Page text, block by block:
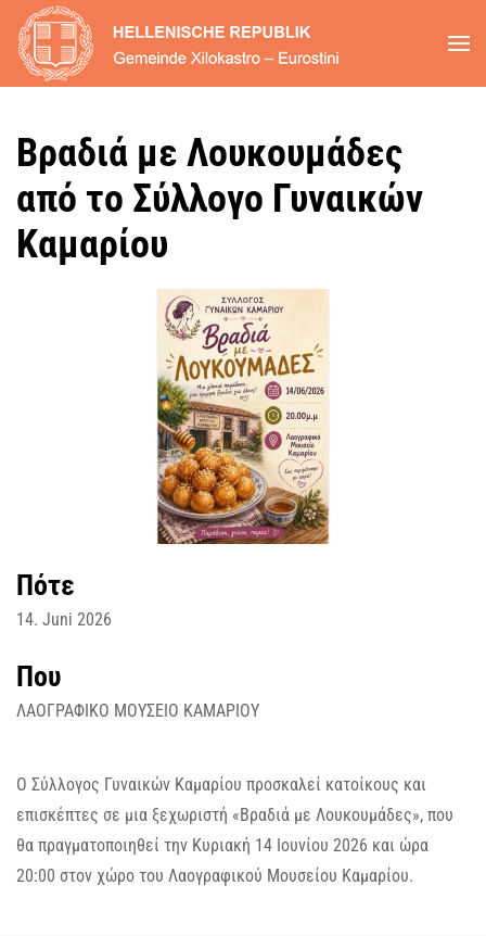
Zum Hauptinhalt springen
Βραδιά με Λουκουμάδες
από το Σύλλογο Γυναικών
Καμαρίου
Πότε
14. Juni 2026
Που
ΛΑΟΓΡΑΦΙΚΟ ΜΟΥΣΕΙΟ ΚΑΜΑΡΙΟΥ
Ο Σύλλογος Γυναικών Καμαρίου προσκαλεί κατοίκους και
επισκέπτες σε μια ξεχωριστή «Βραδιά με Λουκουμάδες», που
θα πραγματοποιηθεί την Κυριακή 14 Ιουνίου 2026 και ώρα
20:00 στον χώρο του Λαογραφικού Μουσείου Καμαρίου.